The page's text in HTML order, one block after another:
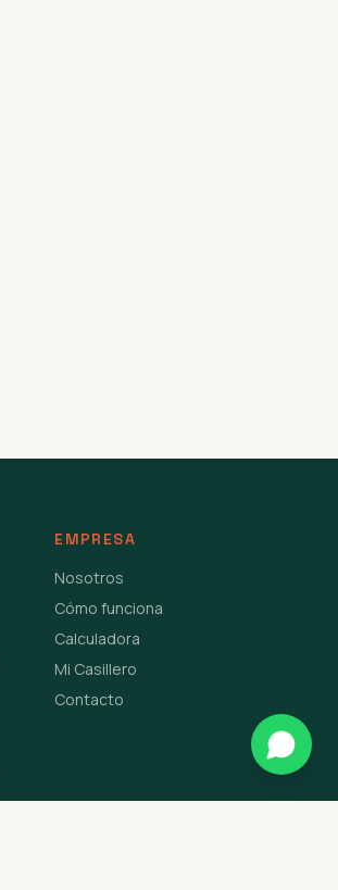
EMPRESA
Nosotros
Cómo funciona
Calculadora
Mi Casillero
Contacto